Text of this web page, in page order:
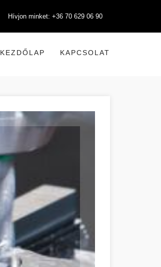
Hívjon minket: +36 70 629 06 90
KEZDŐLAP KAPCSOLAT